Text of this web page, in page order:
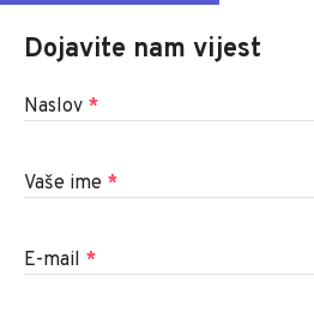
Dojavite nam vijest
Naslov *
Vaše ime *
E-mail *